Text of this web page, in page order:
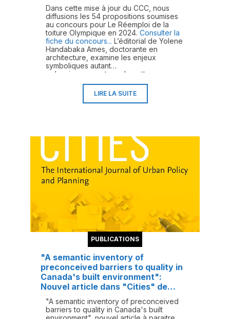
Dans cette mise à jour du CCC, nous
diffusions les 54 propositions soumises
au concours pour Le Réemploi de la
toiture Olympique en 2024. Consulter la
fiche du concours...
Handabaka Ames, doctorante en
architecture, examine les enjeux
symboliques autant
qu’environnementaux de cette
opération à ciel ouvert sur un emblème
de la modernité québécoise que
devient un monument lorsque ses
LIRE LA SUITE
PUBLICATIONS
"A semantic inventory of
preconceived barriers to quality in
Canada's built environment":
Nouvel article dans "Cities" de
Jean-Pierre Chupin et Morteza
Hazbei
"A semantic inventory of preconceived
barriers to quality in Canada's built